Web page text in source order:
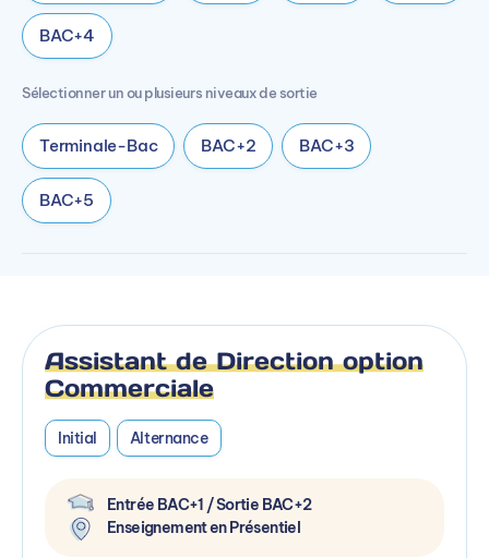
BAC+4
Sélectionner un ou plusieurs niveaux de sortie
Terminale-Bac BAC+2 BAC+3
BAC+5
Assistant de Direction option
Commerciale
Initial Alternance
Entrée BAC+1 / Sortie BAC+2
Enseignement en Présentiel